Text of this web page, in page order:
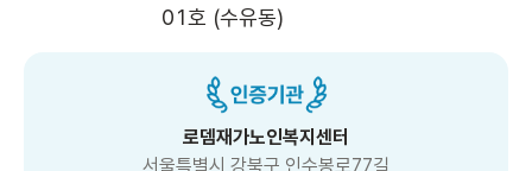
01호 (수유동)
로뎀재가노인복지센터
서울특별시 강북구 인수봉로77길